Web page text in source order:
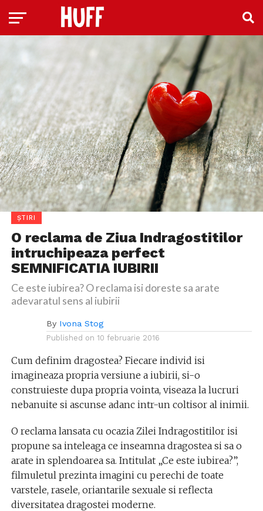
ȘTIRI
O reclama de Ziua Indragostitilor
intruchipeaza perfect
SEMNIFICATIA IUBIRII
Ce este iubirea? O reclama isi doreste sa arate
adevaratul sens al iubirii
By Ivona Stog
Published on 10 februarie 2016
Cum definim dragostea? Fiecare individ isi
imagineaza propria versiune a iubirii, si-o
construieste dupa propria vointa, viseaza la lucruri
nebanuite si ascunse adanc intr-un coltisor al inimii.
O reclama lansata cu ocazia Zilei Indragostitilor isi
propune sa inteleaga ce inseamna dragostea si sa o
arate in splendoarea sa. Intitulat „Ce este iubirea?”,
filmuletul prezinta imagini cu perechi de toate
varstele, rasele, oriantarile sexuale si reflecta
diversitatea dragostei moderne.